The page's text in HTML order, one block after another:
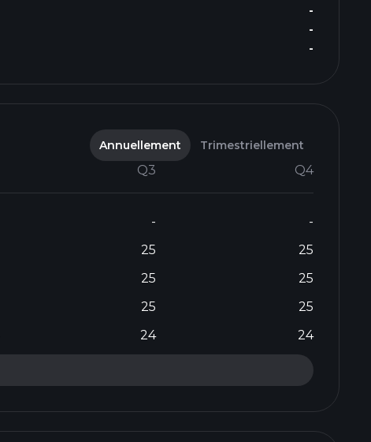
-
-
-
Annuellement Trimestriellement
Q3 Q4
-
-
25
25
25
25
25
25
24 24